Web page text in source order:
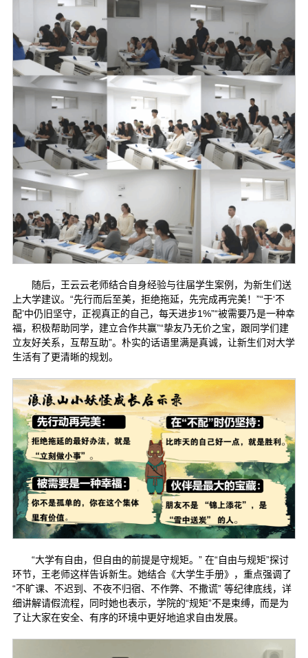
随后，王云云老师结合自身经验与往届学生案例，为新生们送
上大学建议。“先行而后至美，拒绝拖延，先完成再完美！”“于‘不
配’中仍旧坚守，正视真正的自己，每天进步1%”“被需要乃是一种幸
福，积极帮助同学，建立合作共赢”“挚友乃无价之宝，跟同学们建
立友好关系，互帮互助”。朴实的话语里满是真诚，让新生们对大学
生活有了更清晰的规划。
“大学有自由，但自由的前提是守规矩。” 在“自由与规矩”探讨
环节，王老师这样告诉新生。她结合《大学生手册》，重点强调了
“不旷课、不迟到、不夜不归宿、不作弊、不撒谎” 等纪律底线，详
细讲解请假流程，同时她也表示，学院的“规矩”不是束缚，而是为
了让大家在安全、有序的环境中更好地追求自由发展。